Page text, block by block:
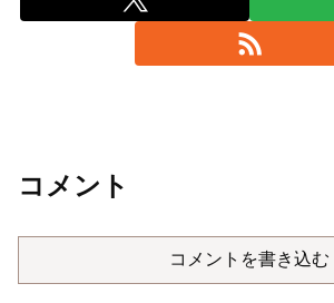
コメント
コメントを書き込む